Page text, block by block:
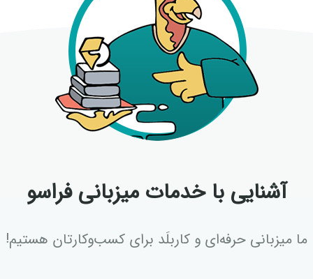
آشنایی با خدمات میزبانی فراسو
ما میزبانی حرفه‌ای و کاربلَد برای کسب‌وکارتان هستیم!